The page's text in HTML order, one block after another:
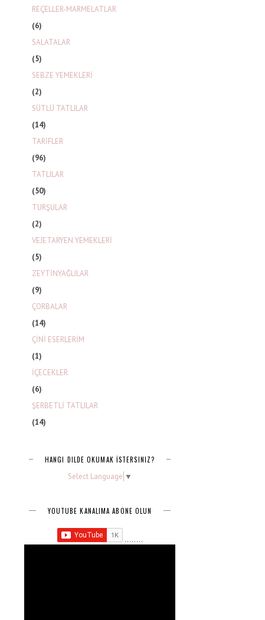
REÇELLER-MARMELATLAR
(6)
SALATALAR
(5)
SEBZE YEMEKLERİ
(2)
SÜTLÜ TATLILAR
(14)
TARİFLER
(96)
TATLILAR
(50)
TURŞULAR
(2)
VEJETARYEN YEMEKLERİ
(5)
ZEYTİNYAĞLILAR
(9)
ÇORBALAR
(14)
ÇİNİ ESERLERİM
(1)
İÇECEKLER
(6)
ŞERBETLİ TATLILAR
(14)
HANGI DILDE OKUMAK İSTERSINIZ?
Select Language ▼
YOUTUBE KANALIMA ABONE OLUN
........